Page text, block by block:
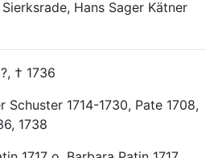
Hans Sager Kätner
† 1736
Schuster 1714-1730, Pate 1708,
1738